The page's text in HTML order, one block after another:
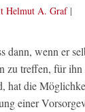
Helmut A. Graf|
dann, wenn er
zu treffen, für
hat die
einer